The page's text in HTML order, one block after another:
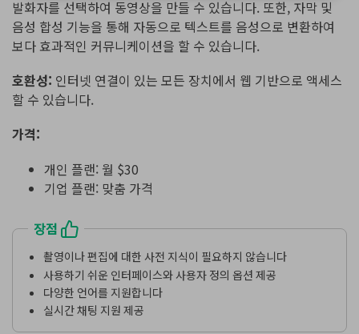
발화자를 선택하여 동영상을 만들 수 있습니다. 또한, 자막 및
음성 합성 기능을 통해 자동으로 텍스트를 음성으로 변환하여
보다 효과적인 커뮤니케이션을 할 수 있습니다.
호환성: 인터넷 연결이 있는 모든 장치에서 웹 기반으로 액세스
할 수 있습니다.
가격:
개인 플랜: 월 $30
기업 플랜: 맞춤 가격
장점
촬영이나 편집에 대한 사전 지식이 필요하지 않습니다
사용하기 쉬운 인터페이스와 사용자 정의 옵션 제공
다양한 언어를 지원합니다
실시간 채팅 지원 제공